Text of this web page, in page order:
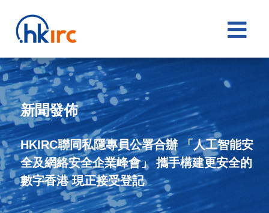

新聞發佈
HKIRC聯同私隱專員公署合辦 「人工智能安
全及網絡安全企業峰會」 攜手構建更安全的
數字香港 現正接受登記